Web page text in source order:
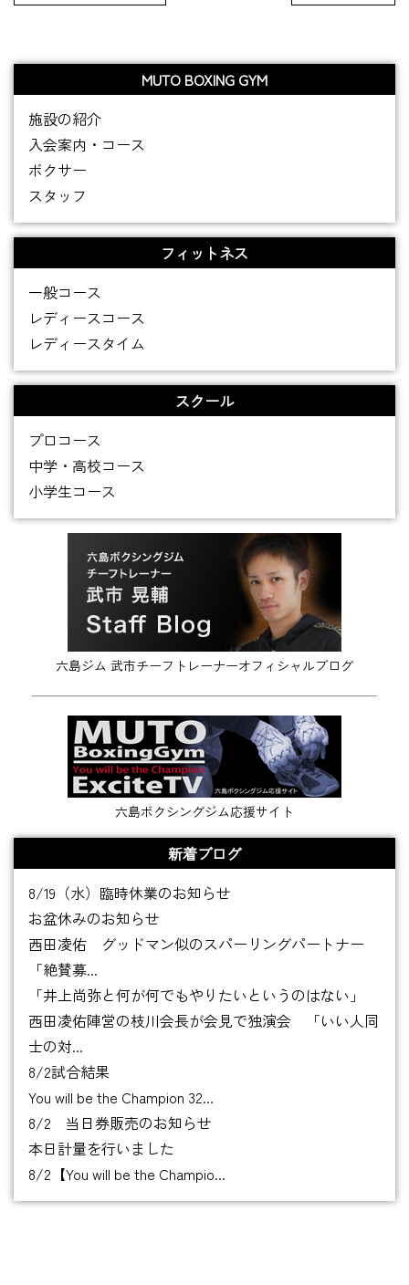
MUTO BOXING GYM
施設の紹介
入会案内・コース
ボクサー
スタッフ
フィットネス
一般コース
レディースコース
レディースタイム
スクール
プロコース
中学・高校コース
小学生コース
六島ジム 武市チーフトレーナーオフィシャルブログ
六島ボクシングジム応援サイト
新着ブログ
8/19（水）臨時休業のお知らせ
お盆休みのお知らせ
西田凌佑 グッドマン似のスパーリングパートナー
「絶賛募...
「井上尚弥と何が何でもやりたいというのはない」
西田凌佑陣営の枝川会長が会見で独演会 「いい人同
士の対...
8/2試合結果
You will be the Champion 32...
8/2 当日券販売のお知らせ
本日計量を行いました
8/2【You will be the Champio...